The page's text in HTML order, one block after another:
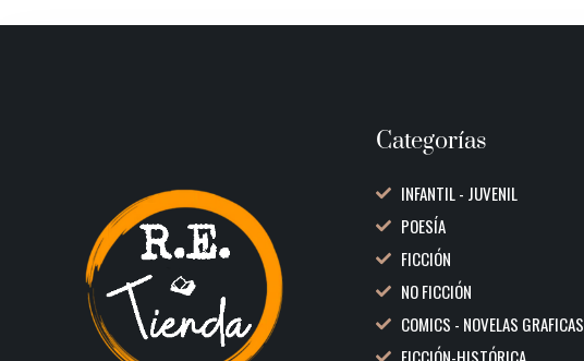
Categorías
INFANTIL - JUVENIL
POESÍA
FICCIÓN
NO FICCIÓN
COMICS - NOVELAS GRAFICAS
FICCIÓN-HISTÓRICA